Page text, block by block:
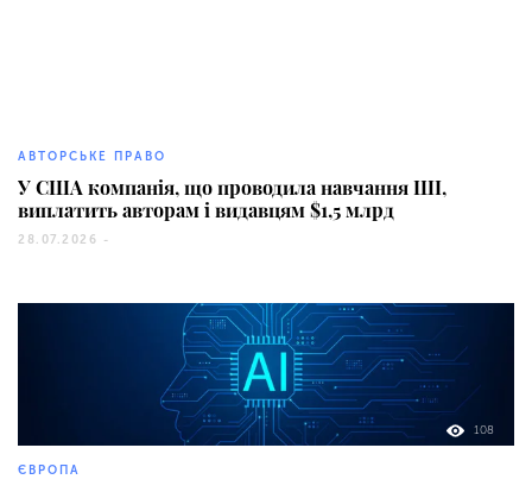
АВТОРСЬКЕ ПРАВО
У США компанія, що проводила навчання ШІ,
виплатить авторам і видавцям $1,5 млрд
28.07.2026 -
108
ЄВРОПА